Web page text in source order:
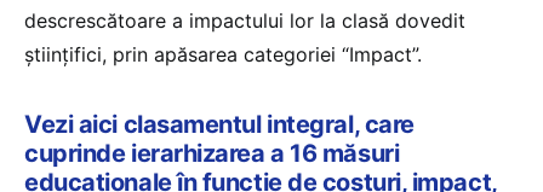
descrescătoare a impactului lor la clasă dovedit
științifici, prin apăsarea categoriei “Impact”.
Vezi aici clasamentul integral, care
cuprinde ierarhizarea a 16 măsuri
educaționale în funcție de costuri, impact,